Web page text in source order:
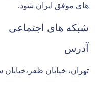
های موفق ایران شود.
شبکه های اجتماعی
آدرس
تهران، خیابان ظفر،خیابان